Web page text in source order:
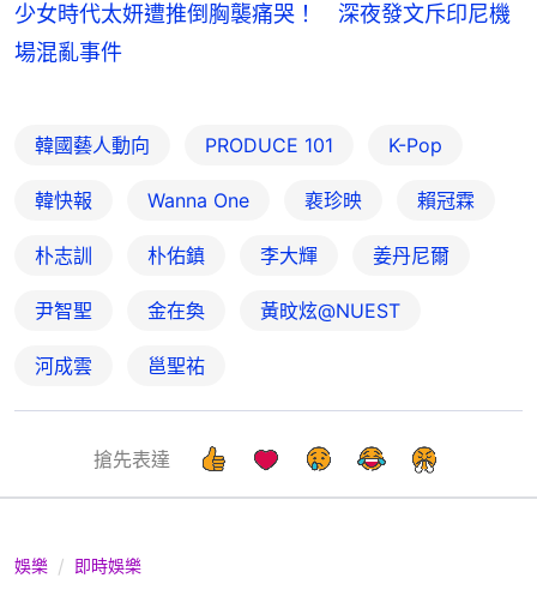
少女時代太妍遭推倒胸襲痛哭！ 深夜發文斥印尼機
場混亂事件
韓國藝人動向 PRODUCE 101 K-Pop
韓快報 Wanna One 裵珍映 賴冠霖
朴志訓 朴佑鎮 李大輝 姜丹尼爾
尹智聖 金在奐 黃旼炫@NUEST
河成雲 邕聖祐
搶先表達
娛樂 即時娛樂